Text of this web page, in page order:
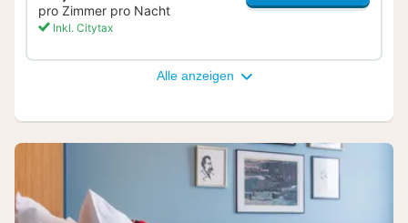
pro Zimmer pro Nacht
Inkl. Citytax
Alle anzeigen